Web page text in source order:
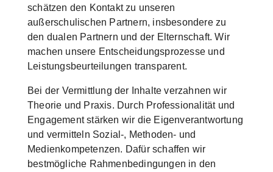
schätzen den Kontakt zu unseren
außerschulischen Partnern, insbesondere zu
den dualen Partnern und der Elternschaft. Wir
machen unsere Entscheidungsprozesse und
Leistungsbeurteilungen transparent.
Bei der Vermittlung der Inhalte verzahnen wir
Theorie und Praxis. Durch Professionalität und
Engagement stärken wir die Eigenverantwortung
und vermitteln Sozial-, Methoden- und
Medienkompetenzen. Dafür schaffen wir
bestmögliche Rahmenbedingungen in den